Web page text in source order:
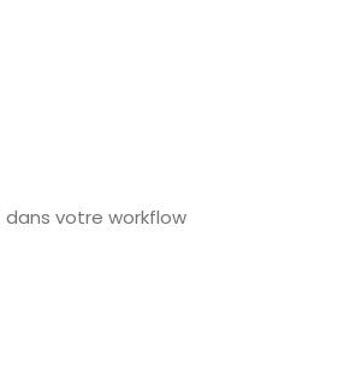
dans votre workflow